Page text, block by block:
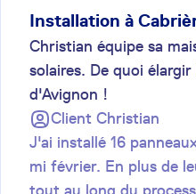
Installation à
Christian équipe sa
solaires. De quoi
d'Avignon !
Client Christian
J'ai installé 16
mi février. En plus de